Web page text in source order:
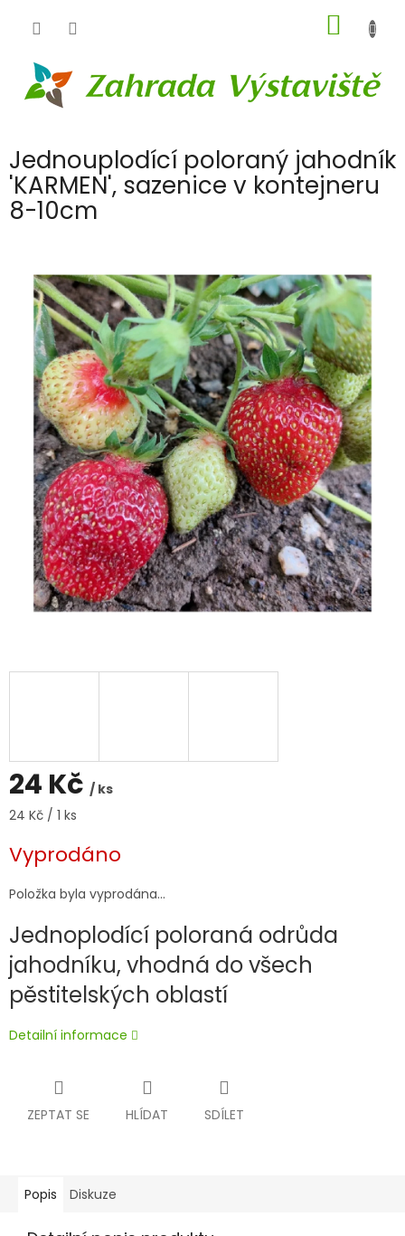
KOŠÍK
Jednouplodící poloraný jahodník
'KARMEN', sazenice v kontejneru
8-10cm
24 Kč / ks
Měrná
24 Kč / 1 ks
Vyprodáno
Položka byla vyprodána…
Jednoplodící poloraná odrůda
jahodníku, vhodná do všech
pěstitelských oblastí
Detailní informace
ZEPTAT SE HLÍDAT SDÍLET
Popis Diskuze